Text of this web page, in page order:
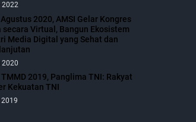
2022
2020, AMSI Gelar Kongres
secara Virtual, Bangun Ekosistem
Media Digital yang Sehat dan
2020
2019, Panglima TNI: Rakyat
Kekuatan TNI